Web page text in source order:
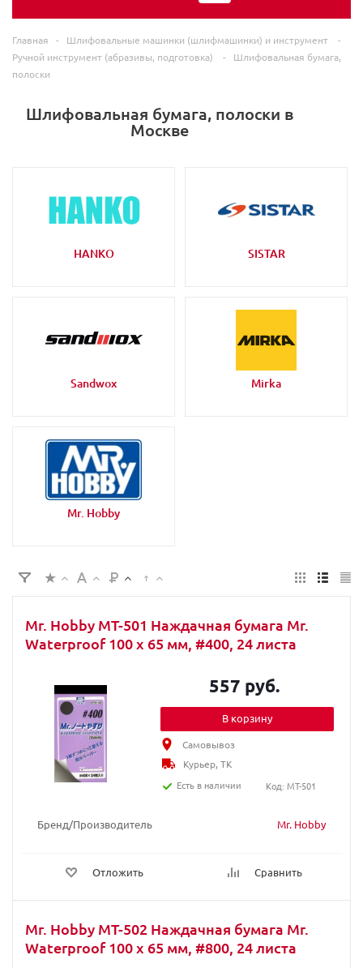
Главная - Шлифовальные машинки (шлифмашинки) и инструмент
-
Ручной инструмент (абразивы, подготовка)
-
Шлифовальная бумага,
полоски
Шлифовальная бумага, полоски в
Москве
HANKO SISTAR
Sandwox Mirka
Mr. Hobby
Mr. Hobby MT-501 Наждачная бумага Mr.
Waterproof 100 х 65 мм, #400, 24 листа
Бренд/Производитель Mr. Hobby
Отложить Сравнить
557 руб.
В корзину
Самовывоз
Курьер, ТК
Есть в наличии
Код: MT-501
Mr. Hobby MT-502 Наждачная бумага Mr.
Waterproof 100 х 65 мм, #800, 24 листа